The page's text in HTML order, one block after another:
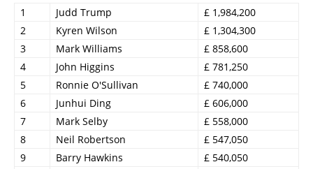
1 Judd Trump
£ 1,984,200
2
Kyren Wilson
£ 1,304,300
3
Mark Williams
£ 858,600
4
John Higgins
£ 781,250
5
Ronnie O'Sullivan
£ 740,000
6
Junhui Ding
£ 606,000
7
Mark Selby
£ 558,000
8
Neil Robertson
£ 547,050
9
Barry Hawkins
£ 540,050